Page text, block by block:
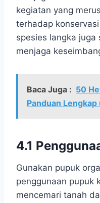
kegiatan yang
terhadap
spesies langka
menjaga
Baca Juga : 50
Panduan
4.1
Gunakan pupuk
penggunaan pupuk
mencemari tanah